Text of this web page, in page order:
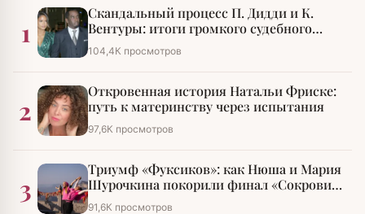
1
Скандальный процесс П. Дидди и К.
Вентуры: итоги громкого судебного
разбирательства
104,4К просмотров
2
Откровенная история Натальи Фриске:
путь к материнству через испытания
97,6К просмотров
3
Триумф «Фуксиков»: как Нюша и Мария
Шурочкина покорили финал «Сокровищ
императора»
91,6К просмотров